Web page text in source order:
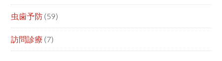
虫歯予防 (59)
訪問診療 (7)